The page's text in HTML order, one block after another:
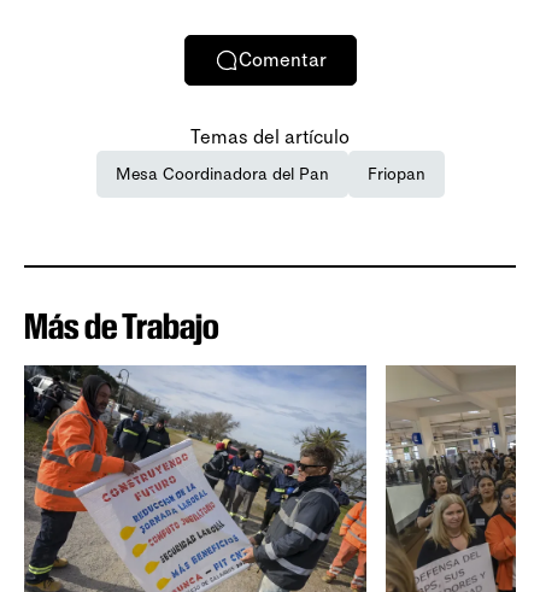
Comentar
Temas del artículo
Mesa Coordinadora del Pan Friopan
Más de Trabajo